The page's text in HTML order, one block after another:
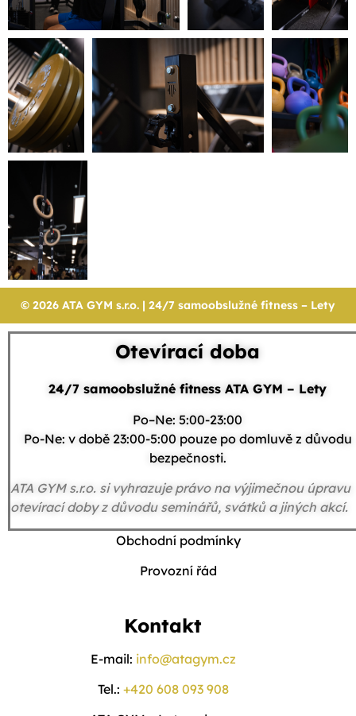
© 2026 ATA GYM s.r.o. | 24/7 samoobslužné fitness – Lety
Otevírací doba
24/7 samoobslužné fitness ATA GYM – Lety
Po–Ne: 5:00-23:00
Po-Ne: v době 23:00-5:00 pouze po domluvě z důvodu
bezpečnosti.
ATA GYM s.r.o. si vyhrazuje právo na výjimečnou úpravu
otevírací doby z důvodu seminářů, svátků a jiných akcí.
Obchodní podmínky
Provozní řád
Kontakt
E-mail: info@atagym.cz
Tel.: +420 608 093 908